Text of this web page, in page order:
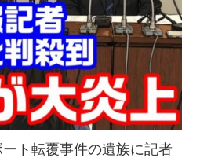
ート転覆事件の遺族に記者